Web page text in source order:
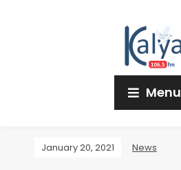
Menu
January 20, 2021 News